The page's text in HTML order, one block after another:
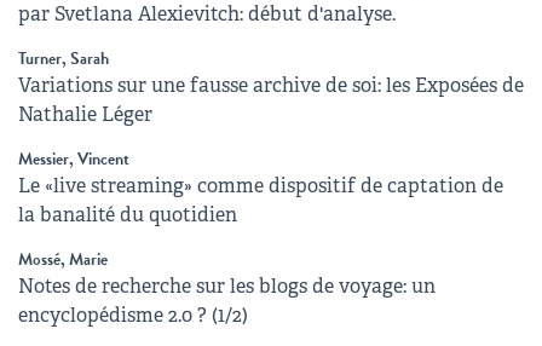
par Svetlana Alexievitch: début d'analyse.
Turner, Sarah
Variations sur une fausse archive de soi: les Exposées de
Nathalie Léger
Messier, Vincent
Le «live streaming» comme dispositif de captation de
la banalité du quotidien
Mossé, Marie
Notes de recherche sur les blogs de voyage: un
encyclopédisme 2.0 ? (1/2)